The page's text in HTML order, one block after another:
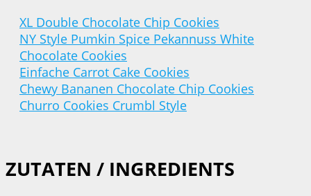
XL Double Chocolate Chip Cookies
NY Style Pumkin Spice Pekannuss White
Chocolate Cookies
Einfache Carrot Cake Cookies
Chewy Bananen Chocolate Chip Cookies
Churro Cookies Crumbl Style
ZUTATEN / INGREDIENTS